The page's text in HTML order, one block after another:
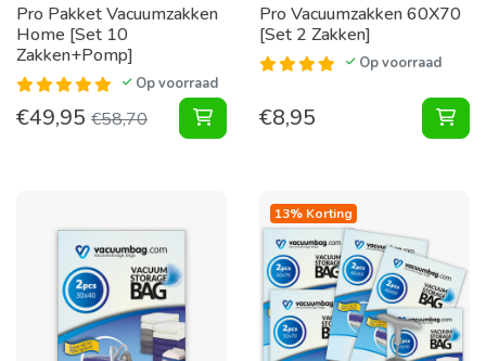
Pro Pakket Vacuumzakken
Home [Set 10
Zakken+Pomp]
Op voorraad
€49,95 €58,70 Pakket Vacuumzakken Home [Set
Pro Vacuumzakken 60X70
[Set 2 Zakken]
Op voorraad
€8,95
13% Korting